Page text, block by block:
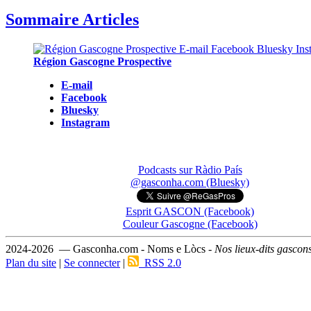
Sommaire Articles
Région Gascogne Prospective
E-mail
Facebook
Bluesky
Instagram
Podcasts sur Ràdio País
@gasconha.com (Bluesky)
Esprit GASCON (Facebook)
Couleur Gascogne (Facebook)
2024-2026 — Gasconha.com - Noms e Lòcs - Nos lieux-dits
Plan du site | Se connecter| RSS 2.0